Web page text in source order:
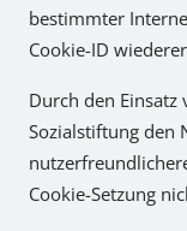
bestimmter
Cookie-ID
Durch den Einsatz
Sozialstiftung den
Cookie-Setzung